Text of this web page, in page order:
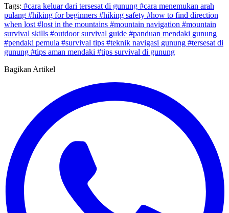
Tags: #cara keluar dari tersesat di gunung #cara menemukan arah
pulang #hiking for beginners #hiking safety #how to find direction
when lost #lost in the mountains #mountain navigation #mountain
survival skills #outdoor survival guide #panduan mendaki gunung
#pendaki pemula #survival tips #teknik navigasi gunung #tersesat di
gunung #tips aman mendaki #tips survival di gunung
Bagikan Artikel